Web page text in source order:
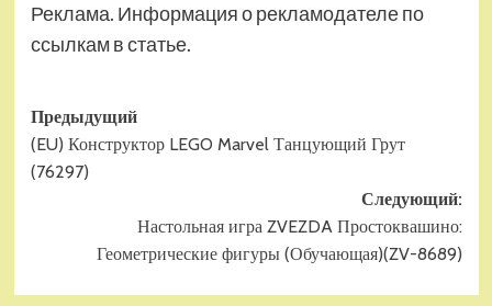
Реклама. Информация о рекламодателе по
ссылкам в статье.
Навигация
записи
Предыдущий
(EU) Конструктор LEGO Marvel Танцующий Грут
(76297)
Следующий:
Настольная игра ZVEZDA Простоквашино:
Геометрические фигуры (Обучающая)(ZV-8689)